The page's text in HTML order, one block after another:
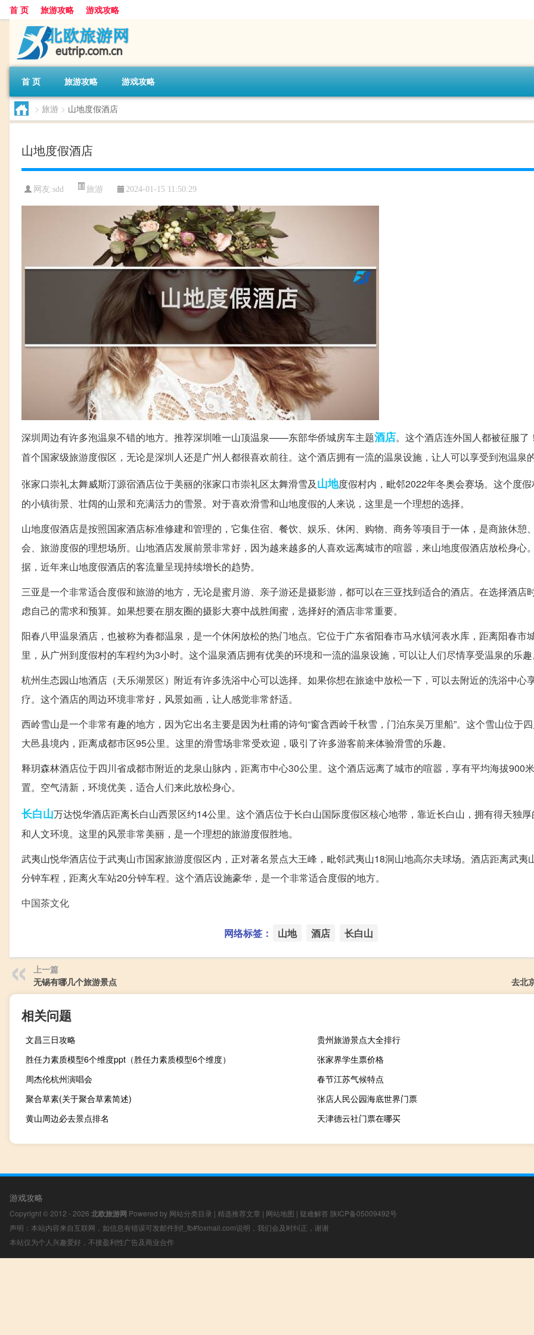
首 页 旅游攻略 游戏攻略
首 页 旅游攻略 游戏攻略
> 旅游 > 山地度假酒店
山地度假酒店
网友:sdd 旅游 2024-01-15 11:50:29
深圳周边有许多泡温泉不错的地方。推荐深圳唯一山顶温泉——东部华侨城房车主题酒店。这个酒店连外国人都被征服了
首个国家级旅游度假区，无论是深圳人还是广州人都很喜欢前往。这个酒店拥有一流的温泉设施，让人可以享受到泡温泉
张家口崇礼太舞威斯汀源宿酒店位于美丽的张家口市崇礼区太舞滑雪及山地度假村内，毗邻2022年冬奥会赛场。这个度
的小镇街景、壮阔的山景和充满活力的雪景。对于喜欢滑雪和山地度假的人来说，这里是一个理想的选择。
山地度假酒店是按照国家酒店标准修建和管理的，它集住宿、餐饮、娱乐、休闲、购物、商务等项目于一体，是商旅休憩
会、旅游度假的理想场所。山地酒店发展前景非常好，因为越来越多的人喜欢远离城市的喧嚣，来山地度假酒店放松身心
据，近年来山地度假酒店的客流量呈现持续增长的趋势。
三亚是一个非常适合度假和旅游的地方，无论是蜜月游、亲子游还是摄影游，都可以在三亚找到适合的酒店。在选择酒店
虑自己的需求和预算。如果想要在朋友圈的摄影大赛中战胜闺蜜，选择好的酒店非常重要。
阳春八甲温泉酒店，也被称为春都温泉，是一个休闲放松的热门地点。它位于广东省阳春市马水镇河表水库，距离阳春市
里，从广州到度假村的车程约为3小时。这个温泉酒店拥有优美的环境和一流的温泉设施，可以让人们尽情享受温泉的乐
杭州生态园山地酒店（天乐湖景区）附近有许多洗浴中心可以选择。如果你想在旅途中放松一下，可以去附近的洗浴中心
疗。这个酒店的周边环境非常好，风景如画，让人感觉非常舒适。
西岭雪山是一个非常有趣的地方，因为它出名主要是因为杜甫的诗句“窗含西岭千秋雪，门泊东吴万里船”。这个雪山位于
大邑县境内，距离成都市区95公里。这里的滑雪场非常受欢迎，吸引了许多游客前来体验滑雪的乐趣。
释玥森林酒店位于四川省成都市附近的龙泉山脉内，距离市中心30公里。这个酒店远离了城市的喧嚣，享有平均海拔900
置。空气清新，环境优美，适合人们来此放松身心。
长白山万达悦华酒店距离长白山西景区约14公里。这个酒店位于长白山国际度假区核心地带，靠近长白山，拥有得天独
和人文环境。这里的风景非常美丽，是一个理想的旅游度假胜地。
武夷山悦华酒店位于武夷山市国家旅游度假区内，正对著名景点大王峰，毗邻武夷山18洞山地高尔夫球场。酒店距离武夷
分钟车程，距离火车站20分钟车程。这个酒店设施豪华，是一个非常适合度假的地方。
中国茶文化
网络标签： 山地 酒店 长白山
上一篇
无锡有哪几个旅游景点
去北
相关问题
文昌三日攻略
贵州旅游景点大全排行
胜任力素质模型6个维度ppt（胜任力素质模型6个维度）
张家界学生票价格
周杰伦杭州演唱会
春节江苏气候特点
聚合草素(关于聚合草素简述)
张店人民公园海底世界门票
黄山周边必去景点排名
天津德云社门票在哪买
游戏攻略
Copyright © 2012 - 2026 北欧旅游网 Powered by 网站分类目录 | 精选推荐文章 | 网站地图 | 疑难解答 陕ICP备05009492号
声明：本站内容来自互联网，如信息有错误可发邮件到f_fb#foxmail.com说明，我们会及时纠正，谢谢
本站仅为个人兴趣爱好，不接盈利性广告及商业合作